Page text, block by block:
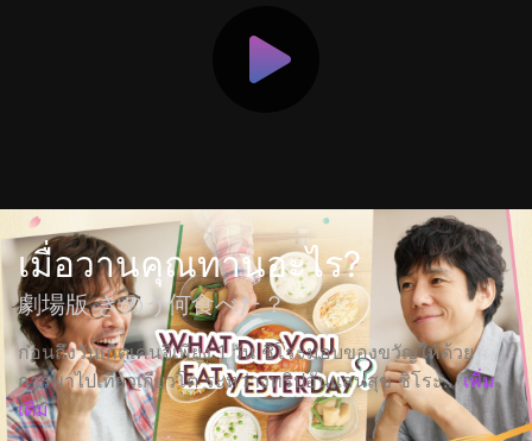
เมื่อวานคุณทานอะไร?
劇場版 きのう何食べた？
ก่อนถึงวันเกิดเคนจิเพียง 1 วัน ชิโระมอบของขวัญให้ด้วย
การพาไปเที่ยวเกียวโต ระหว่างทริปอันแสนสุข ชิโระ... เพิ่ม
เติม